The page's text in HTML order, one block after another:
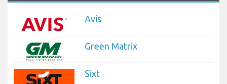
Avis
Green Matrix
Sixt